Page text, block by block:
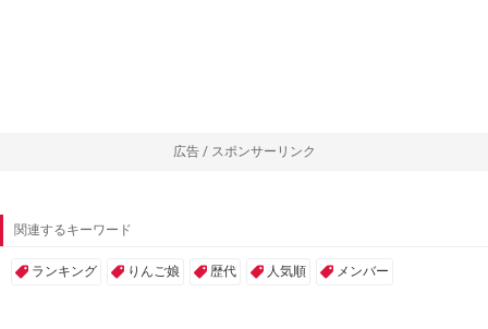
広告 / スポンサーリンク
関連するキーワード
ランキング りんご娘 歴代 人気順 メンバー